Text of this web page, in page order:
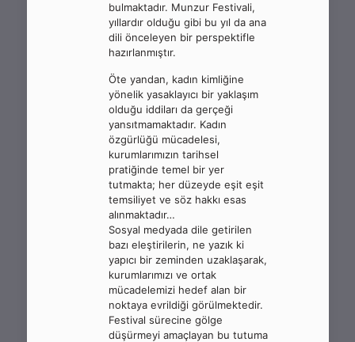
bulmaktadır. Munzur Festivali,
yıllardır olduğu gibi bu yıl da ana
dili önceleyen bir perspektifle
hazırlanmıştır.
Öte yandan, kadın kimliğine
yönelik yasaklayıcı bir yaklaşım
olduğu iddiları da gerçeği
yansıtmamaktadır. Kadın
özgürlüğü mücadelesi,
kurumlarımızın tarihsel
pratiğinde temel bir yer
tutmakta; her düzeyde eşit eşit
temsiliyet ve söz hakkı esas
alınmaktadır…
Sosyal medyada dile getirilen
bazı eleştirilerin, ne yazık ki
yapıcı bir zeminden uzaklaşarak,
kurumlarımızı ve ortak
mücadelemizi hedef alan bir
noktaya evrildiği görülmektedir.
Festival sürecine gölge
düşürmeyi amaçlayan bu tutuma